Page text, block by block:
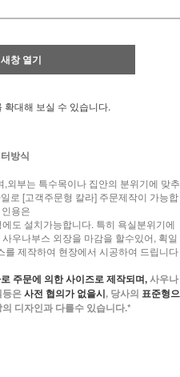
창 열기
확대해 보실 수 있습니다.
방식
외부는 특수목이나 집안의 분위기에 맞추
로 [고객주문형 칼라] 주문제작이 가능합
용은
도 설치가능합니다. 특히 욕실분위기에
우나부스 외장을 마감을 할수있어, 획일
제작하여 현장에서 시공하여 드립니다
주문에 의한 사이즈로 제작되며,사우나
은사전 협의가 없을시, 당사의 표준형으
디자인과 다를수 있습니다.*